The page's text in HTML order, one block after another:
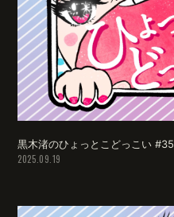
黒木渚のひょっとこどっこい #35
2025.09.19